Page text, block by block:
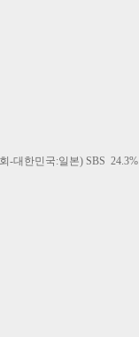
-대한민국:일본) SBS 24.3%